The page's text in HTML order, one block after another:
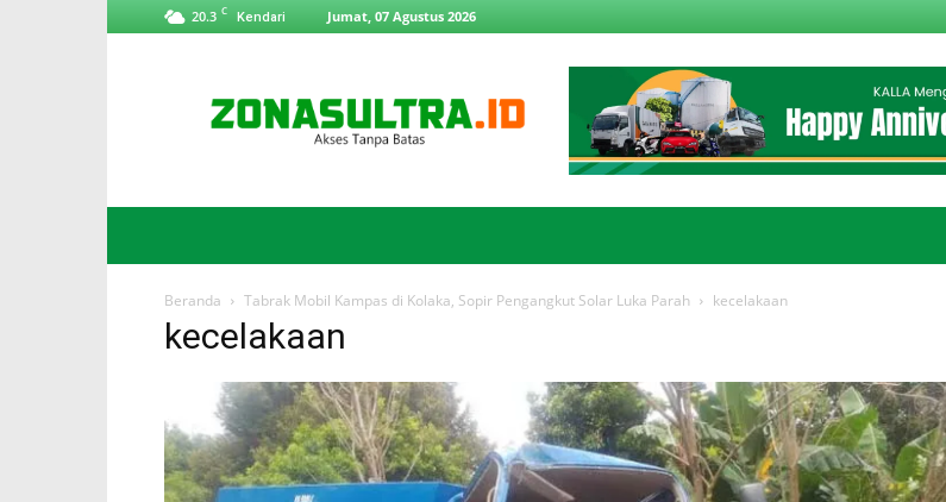
20.3 C Kendari Jumat, 07 Agustus 2026
Beranda Tabrak Mobil Kampas di Kolaka, Sopir Pengangkut Solar Luka Parah kecelakaan
kecelakaan